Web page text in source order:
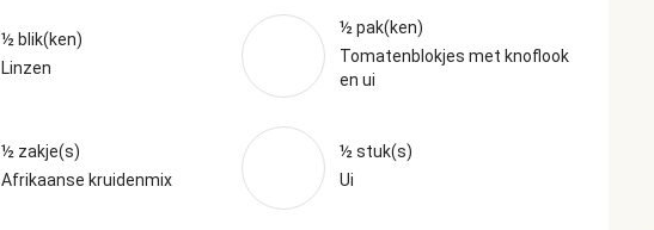
½ blik(ken)
Linzen
½ pak(ken)
Tomatenblokjes met knoflook
en ui
½ zakje(s)
Afrikaanse kruidenmix
½ stuk(s)
Ui